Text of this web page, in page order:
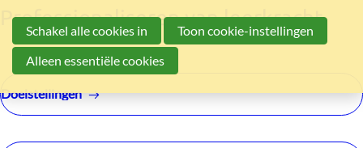
Professionaliseren van leerkracht
Doelstellingen
Schakel alle cookies in
Toon cookie-instellingen
Alleen essentiële cookies